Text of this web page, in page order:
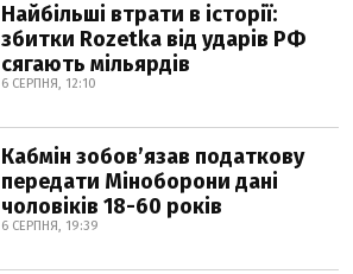
Найбільші втрати в історії:
збитки Rozetka від ударів РФ
сягають мільярдів
6 СЕРПНЯ, 12:10
Кабмін зобовʼязав податкову
передати Міноборони дані
чоловіків 18-60 років
6 СЕРПНЯ, 19:39